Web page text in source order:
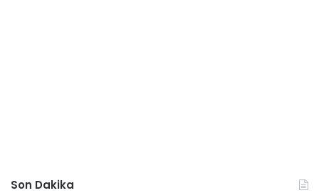
Son Dakika